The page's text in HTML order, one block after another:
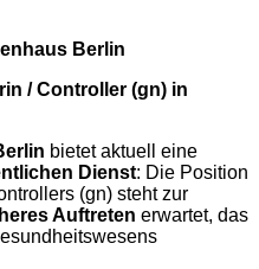
Berlin
/ Controller (gn) in
bietet aktuell eine
Dienst: Die Position
(gn) steht zur
Auftreten erwartet, das